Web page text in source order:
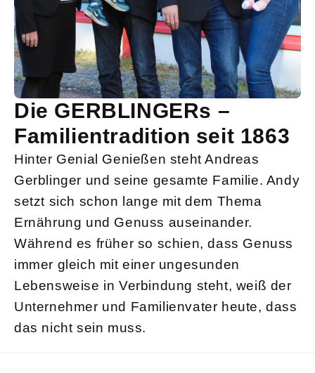
Die GERBLINGERs –
Familientradition seit 1863
Hinter Genial Genießen steht Andreas
Gerblinger und seine gesamte Familie. Andy
setzt sich schon lange mit dem Thema
Ernährung und Genuss auseinander.
Während es früher so schien, dass Genuss
immer gleich mit einer ungesunden
Lebensweise in Verbindung steht, weiß der
Unternehmer und Familienvater heute, dass
das nicht sein muss.